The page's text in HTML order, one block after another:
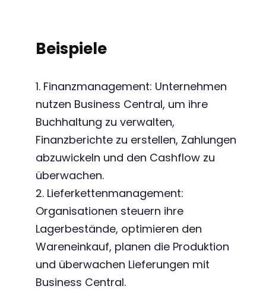
Beispiele
1. Finanzmanagement: Unternehmen
nutzen Business Central, um ihre
Buchhaltung zu verwalten,
Finanzberichte zu erstellen, Zahlungen
abzuwickeln und den Cashflow zu
überwachen.
2. Lieferkettenmanagement:
Organisationen steuern ihre
Lagerbestände, optimieren den
Wareneinkauf, planen die Produktion
und überwachen Lieferungen mit
Business Central.